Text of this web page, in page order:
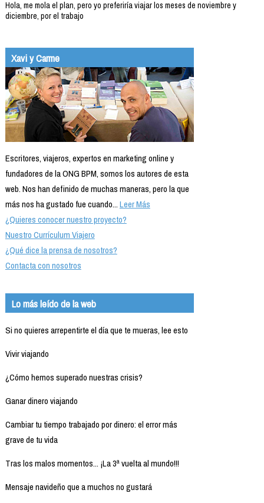
Hola, me mola el plan, pero yo preferiría viajar los meses de noviembre y
diciembre, por el trabajo
Xavi y Carme
Escritores, viajeros, expertos en marketing online y
fundadores de la ONG BPM, somos los autores de esta
web. Nos han definido de muchas maneras, pero la que
más nos ha gustado fue cuando...Leer Más
¿Quieres conocer nuestro proyecto?
Nuestro Currículum Viajero
¿Qué dice la prensa de nosotros?
Contacta con nosotros
Lo más leído de la web
Si no quieres arrepentirte el día que te mueras, lee esto
Vivir viajando
¿Cómo hemos superado nuestras crisis?
Ganar dinero viajando
Cambiar tu tiempo trabajado por dinero: el error más
grave de tu vida
Tras los malos momentos... ¡La 3ª vuelta al mundo!!!
Mensaje navideño que a muchos no gustará